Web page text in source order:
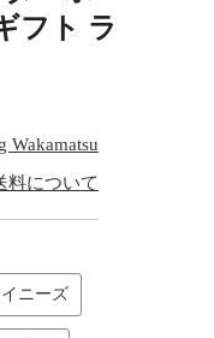
フト ラ
Wakamatsu
料について
ニーズ